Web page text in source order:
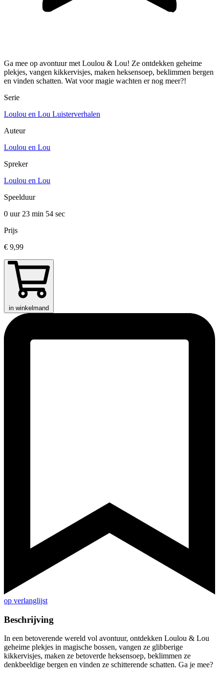
Ga mee op avontuur met Loulou & Lou! Ze ontdekken geheime
plekjes, vangen kikkervisjes, maken heksensoep, beklimmen bergen
en vinden schatten. Wat voor magie wachten er nog meer?!
Serie
Loulou en Lou Luisterverhalen
Auteur
Loulou en Lou
Spreker
Loulou en Lou
Speelduur
0 uur 23 min 54 sec
Prijs
€ 9,99
in winkelmand
op verlanglijst
Beschrijving
In een betoverende wereld vol avontuur, ontdekken Loulou & Lou
geheime plekjes in magische bossen, vangen ze glibberige
kikkervisjes, maken ze betoverde heksensoep, beklimmen ze
denkbeeldige bergen en vinden ze schitterende schatten. Ga je mee?